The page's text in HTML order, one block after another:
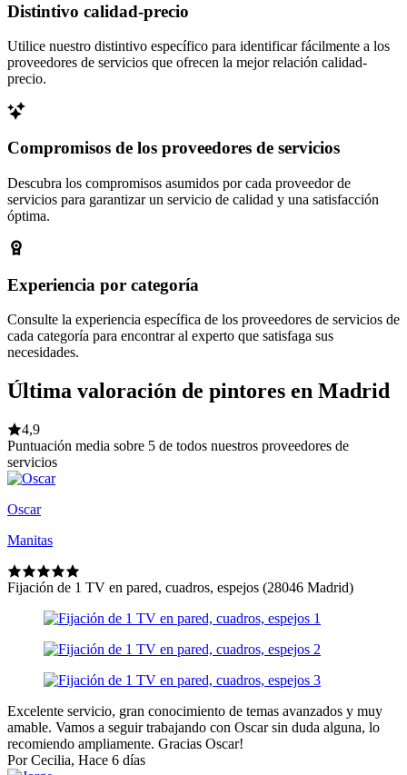
Distintivo calidad-precio
Utilice nuestro distintivo específico para identificar fácilmente a los
proveedores de servicios que ofrecen la mejor relación calidad-
precio.
Compromisos de los proveedores de servicios
Descubra los compromisos asumidos por cada proveedor de
servicios para garantizar un servicio de calidad y una satisfacción
óptima.
Experiencia por categoría
Consulte la experiencia específica de los proveedores de servicios de
cada categoría para encontrar al experto que satisfaga sus
necesidades.
Última valoración de pintores en Madrid
4,9
Puntuación media sobre 5 de todos nuestros proveedores de
servicios
Oscar
Manitas
Fijación de 1 TV en pared, cuadros, espejos (28046 Madrid)
Excelente servicio, gran conocimiento de temas avanzados y muy
amable. Vamos a seguir trabajando con Oscar sin duda alguna, lo
recomiendo ampliamente. Gracias Oscar!
Por Cecilia, Hace 6 días